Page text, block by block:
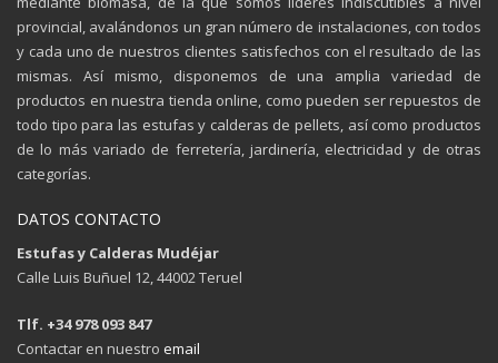
provincial, avalándonos un gran número de instalaciones, con todos
y cada uno de nuestros clientes satisfechos con el resultado de las
mismas. Así mismo, disponemos de una amplia variedad de
productos en nuestra tienda online, como pueden ser repuestos de
todo tipo para las estufas y calderas de pellets, así como productos
de lo más variado de ferretería, jardinería, electricidad y de otras
categorías.
DATOS CONTACTO
Estufas y Calderas Mudéjar
Calle Luis Buñuel 12, 44002 Teruel
Tlf. +34 978 093 847
Contactar en nuestro email